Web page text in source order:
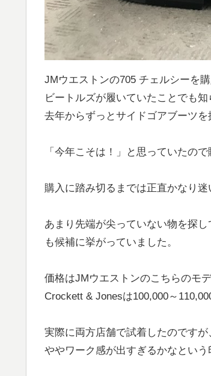
JMウエストンの705 チェルシーを
ビートルズが履いていたことでも知
去年からずっとサイドゴアブーツ
「今年こそは！」と思っていたの
購入に踏み切るまでは正直かなり迷
あまり先端が尖っていない物を探
も候補に挙がっていました。
価格はJMウエストンのこちらのモ
Crockett & Jonesは100,000～
実際に両方店舗で試着したのです
ややワーク感が出すぎるかなという